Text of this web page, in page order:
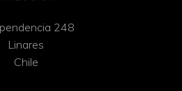
248
Linares
Chile